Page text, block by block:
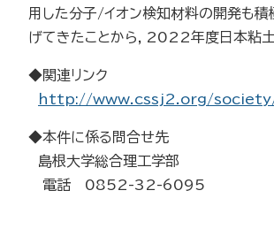
用した分子/イオン検知材料の開発も
げてきたことから，2022年度日本粘
◆関連リンク
http://www.cssj2.org/
◆本件に係る問合せ先
島根大学総合理工学部
電話 0852-32-6095